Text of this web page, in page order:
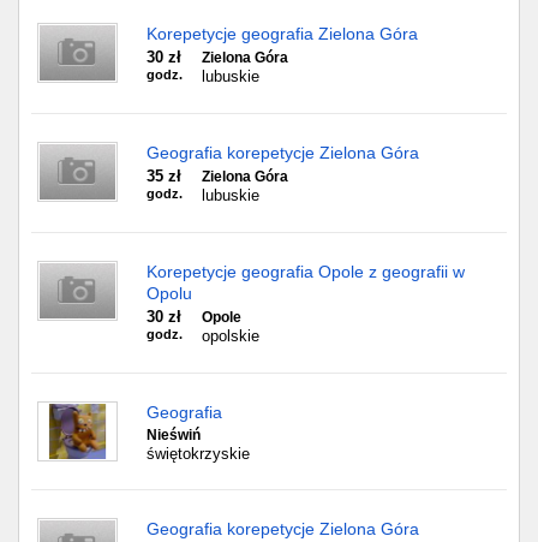
Korepetycje geografia Zielona Góra
30 zł
godz.
Zielona Góra
lubuskie
Geografia korepetycje Zielona Góra
35 zł
godz.
Zielona Góra
lubuskie
Korepetycje geografia Opole z geografii w
Opolu
30 zł
godz.
Opole
opolskie
Geografia
Nieświń
świętokrzyskie
Geografia korepetycje Zielona Góra